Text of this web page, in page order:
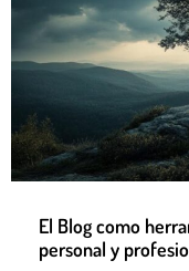
El Blog como
personal y